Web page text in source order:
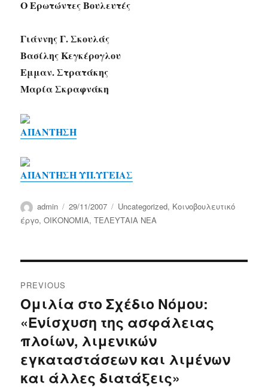
Ο Ερωτώντες Βουλευτές
Γιάννης Γ. Σκουλάς
Βασίλης Κεγκέρογλου
Εμμαν. Στρατάκης
Μαρία Σκραφνάκη
ΑΠΑΝΤΗΣΗ
ΑΠΑΝΤΗΣΗ ΥΠ.ΥΓΕΙΑΣ
Author
admin
Posted
on
29/11/2007 Categories
Uncategorized, Κοινοβουλευτικό
έργο,ΟΙΚΟΝΟΜΙΑ,ΤΕΛΕΥΤΑΙΑ ΝΕΑ
navigation
PREVIOUS
Previous
post:
Ομιλία στο Σχέδιο Νόμου:
«Ενίσχυση της ασφάλειας
πλοίων, λιμενικών
εγκαταστάσεων και λιμένων
και άλλες διατάξεις»